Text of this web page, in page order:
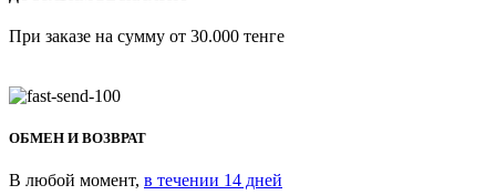
При заказе на сумму от 30.000 тенге
ОБМЕН И ВОЗВРАТ
В любой момент, в течении 14 дней